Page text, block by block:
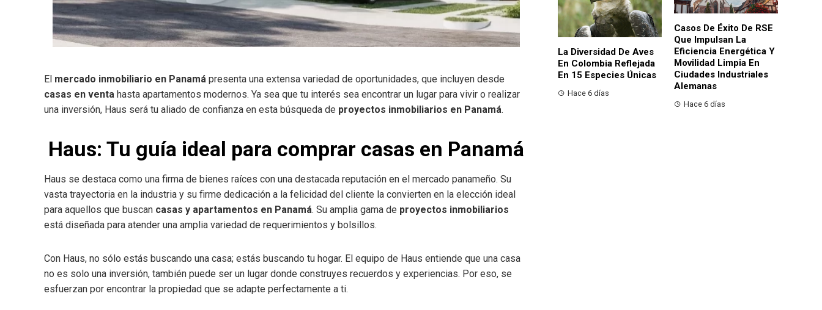
El mercado inmobiliario en Panamá presenta una extensa variedad de oportunidades, que incluyen desde
casas en venta hasta apartamentos modernos. Ya sea que tu interés sea encontrar un lugar para vivir o realizar
una inversión, Haus será tu aliado de confianza en esta búsqueda de proyectos inmobiliarios en Panamá.
Haus: Tu guía ideal para comprar casas en Panamá
Haus se destaca como una firma de bienes raíces con una destacada reputación en el mercado panameño. Su
vasta trayectoria en la industria y su firme dedicación a la felicidad del cliente la convierten en la elección ideal
para aquellos que buscan casas y apartamentos en Panamá. Su amplia gama de proyectos inmobiliarios
está diseñada para atender una amplia variedad de requerimientos y bolsillos.
Con Haus, no sólo estás buscando una casa; estás buscando tu hogar. El equipo de Haus entiende que una casa
no es solo una inversión, también puede ser un lugar donde construyes recuerdos y experiencias. Por eso, se
esfuerzan por encontrar la propiedad que se adapte perfectamente a ti.
La Diversidad De Aves
En Colombia Reflejada
En 15 Especies Únicas
Hace 6 días
Casos De Éxito De RSE
Que Impulsan La
Eficiencia Energética Y
Movilidad Limpia En
Ciudades Industriales
Alemanas
Hace 6 días